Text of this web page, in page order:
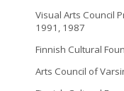
Visual Arts Council
1991, 1987
Finnish Cultural
Arts Council of